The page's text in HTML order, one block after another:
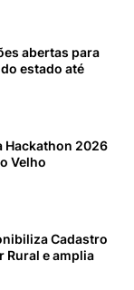
abertas para
estado até
Hackathon 2026
Velho
Cadastro
Rural e amplia